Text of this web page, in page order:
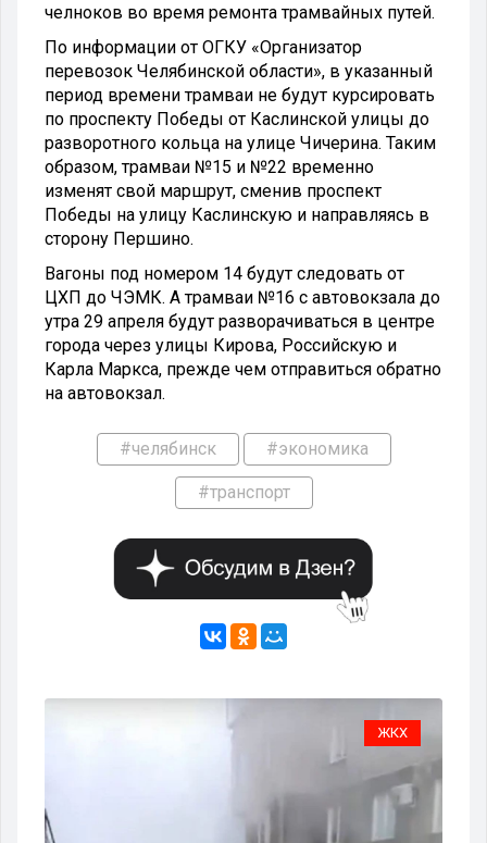
челноков во время ремонта трамвайных путей.
По информации от ОГКУ «Организатор
перевозок Челябинской области», в указанный
период времени трамваи не будут курсировать
по проспекту Победы от Каслинской улицы до
разворотного кольца на улице Чичерина. Таким
образом, трамваи №15 и №22 временно
изменят свой маршрут, сменив проспект
Победы на улицу Каслинскую и направляясь в
сторону Першино.
Вагоны под номером 14 будут следовать от
ЦХП до ЧЭМК. А трамваи №16 с автовокзала до
утра 29 апреля будут разворачиваться в центре
города через улицы Кирова, Российскую и
Карла Маркса, прежде чем отправиться обратно
на автовокзал.
#челябинск #экономика
#транспорт
ЖКХ